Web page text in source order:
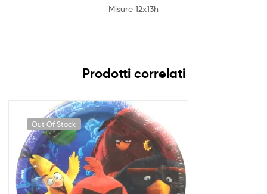
Misure 12x13h
Prodotti correlati
Out Of Stock